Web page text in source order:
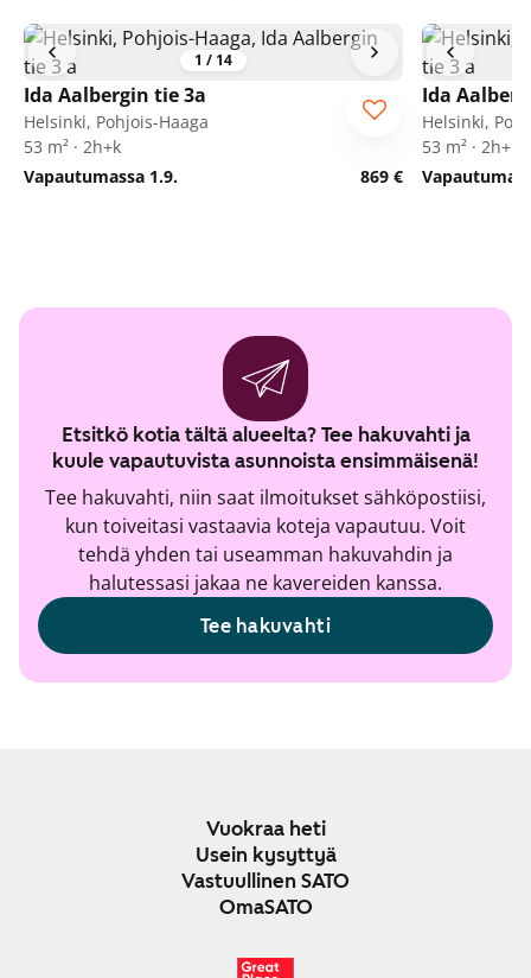
1 / 14
Ida Aalbergin tie 3a
Helsinki, Pohjois-Haaga
53 m² · 2h+k
Vapautumassa 1.9.
869 €
Ida
Helsinki,
53 m² · 2h+k
Etsitkö kotia tältä alueelta? Tee hakuvahti ja
kuule vapautuvista asunnoista ensimmäisenä!
Tee hakuvahti, niin saat ilmoitukset sähköpostiisi,
kun toiveitasi vastaavia koteja vapautuu. Voit
tehdä yhden tai useamman hakuvahdin ja
halutessasi jakaa ne kavereiden kanssa.
Tee hakuvahti
Vuokraa heti
Usein kysyttyä
Vastuullinen SATO
OmaSATO